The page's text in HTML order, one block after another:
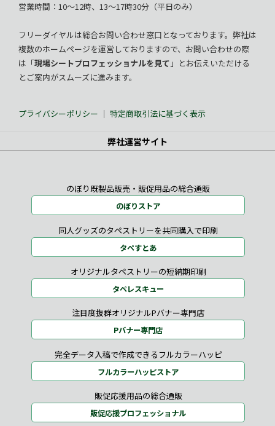
営業時間：10～12時、13～17時30分（平日のみ）
フリーダイヤルは総合お問い合わせ窓口となっております。弊社は
複数のホームページを運営しておりますので、お問い合わせの際
は「現場シートプロフェッショナルを見て 」とお伝えいただける
とご案内がスムーズに進みます。
プライバシーポリシー ｜ 特定商取引法に基づく表示
弊社運営サイト
のぼり既製品販売・販促用品の総合通販
のぼりストア
同人グッズのタペストリーを共同購入で印刷
タペすとあ
オリジナルタペストリーの短納期印刷
タペレスキュー
注目度抜群オリジナルPバナー専門店
Pバナー専門店
完全データ入稿で作成できるフルカラーハッピ
フルカラーハッピストア
販促応援用品の総合通販
販促応援プロフェッショナル